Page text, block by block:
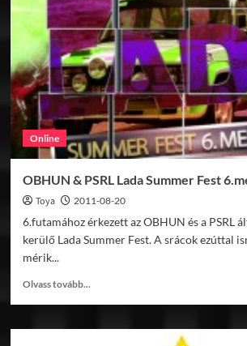
Racing
08.19.
Online
OBHUN & PSRL Lada Summer Fest
Toya 2011-08-20
6.futamához érkezett az OBHUN és a PSRL
kerülő Lada Summer Fest. A srácok ezúttal
mérik...
Olvass tovább...
OBHUN